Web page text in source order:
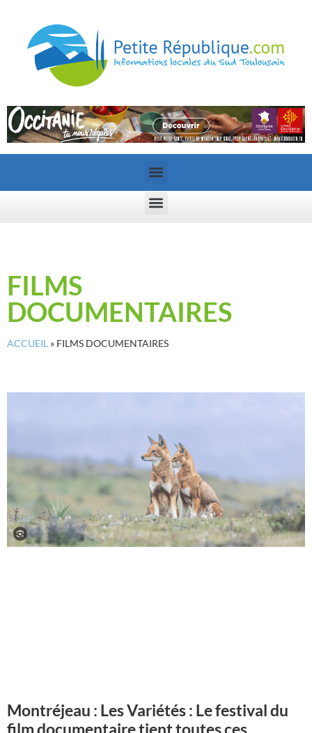
FILMS
DOCUMENTAIRES
ACCUEIL » FILMS DOCUMENTAIRES
Montréjeau : Les Variétés : Le festival du
film documentaire tient toutes ces